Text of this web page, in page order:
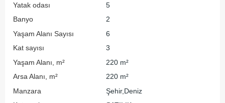
Yatak odası
5
Banyo
2
Yaşam Alanı Sayısı
6
Kat sayısı
3
Yaşam Alanı, m²
220 m²
Arsa Alanı, m²
220 m²
Manzara
Şehir,Deniz